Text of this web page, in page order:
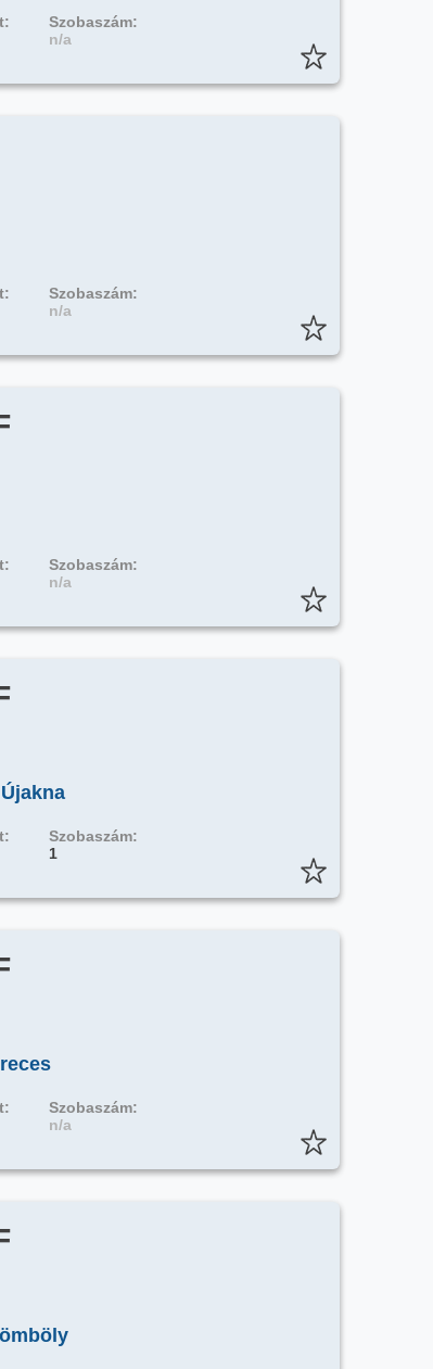
Szobaszám:
n/a
Szobaszám:
n/a
Szobaszám:
n/a
Szobaszám:
1
Szobaszám:
n/a